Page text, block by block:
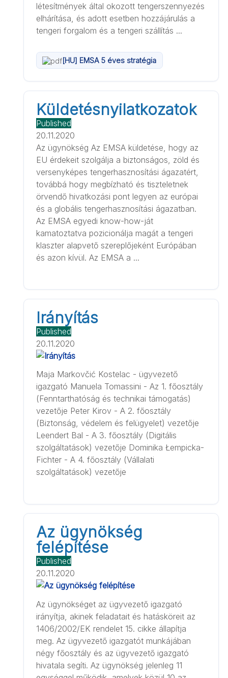
létesítmények által okozott tengerszennyezés
elhárítása, és adott esetben hozzájárulás a
tengeri forgalom és a tengeri szállítás ...
[HU] EMSA 5 éves stratégia
Küldetésnyilatkozatok
Published
20.11.2020
Az ügynökség Az EMSA küldetése, hogy az
EU érdekeit szolgálja a biztonságos, zöld és
versenyképes tengerhasznosítási ágazatért,
továbbá hogy megbízható és tiszteletnek
örvendő hivatkozási pont legyen az európai
és a globális tengerhasznosítási ágazatban.
Az EMSA egyedi know-how-ját
kamatoztatva pozicionálja magát a tengeri
klaszter alapvető szereplőjeként Európában
és azon kívül. Az EMSA a ...
Irányítás
Published
20.11.2020
Maja Markovčić Kostelac - ügyvezető
igazgató Manuela Tomassini - Az 1. főosztály
(Fenntarthatóság és technikai támogatás)
vezetője Peter Kirov - A 2. főosztály
(Biztonság, védelem és felügyelet) vezetője
Leendert Bal - A 3. főosztály (Digitális
szolgáltatások) vezetője Dominika Łempicka-
Fichter - A 4. főosztály (Vállalati
szolgáltatások) vezetője
Az ügynökség
felépítése
Published
20.11.2020
Az ügynökséget az ügyvezető igazgató
irányítja, akinek feladatait és hatásköreit az
1406/2002/EK rendelet 15. cikke állapítja
meg. Az ügyvezető igazgatót munkájában
négy főosztály és az ügyvezető igazgató
hivatala segíti. Az ügynökség jelenleg 11